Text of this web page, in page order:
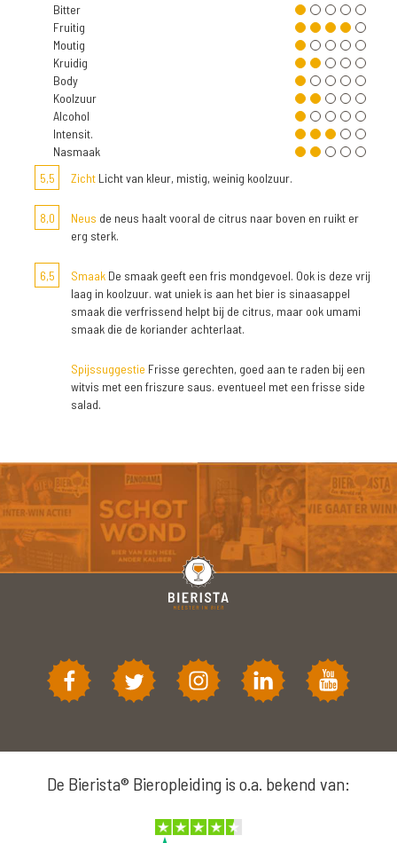
Bitter
Fruitig
Moutig
Kruidig
Body
Koolzuur
Alcohol
Intensit.
Nasmaak
5,5
Zicht Licht van kleur, mistig, weinig koolzuur.
8,0 Neus de neus haalt vooral de citrus naar boven en ruikt er
erg sterk.
6,5 Smaak De smaak geeft een fris mondgevoel. Ook is deze vrij
laag in koolzuur. wat uniek is aan het bier is sinaasappel
smaak die verfrissend helpt bij de citrus, maar ook umami
smaak die de koriander achterlaat.
Spijssuggestie Frisse gerechten, goed aan te raden bij een
witvis met een friszure saus. eventueel met een frisse side
salad.
De Bierista® Bieropleiding is o.a. bekend van: